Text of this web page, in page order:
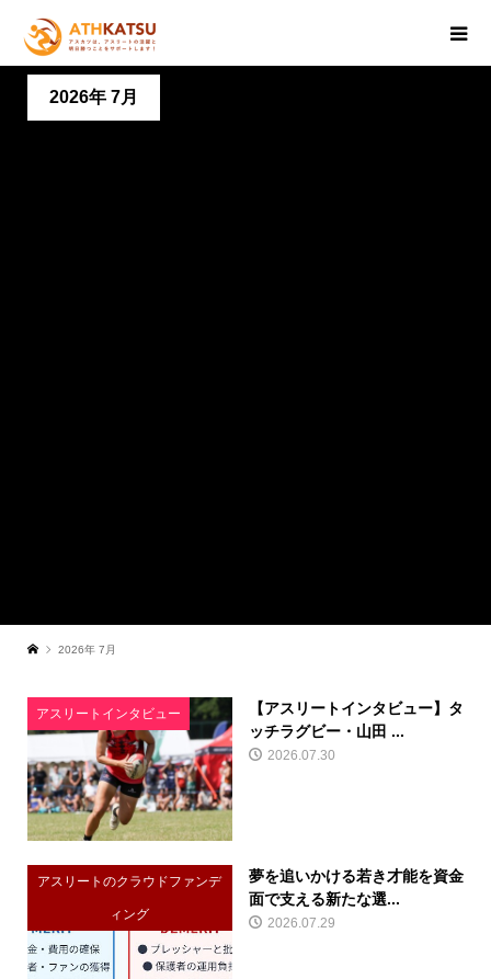
2026年 7月
2026年 7月
アスリートインタビュー
【アスリートインタビュー】タ
ッチラグビー・山田 ...
2026.07.30
アスリートのクラウドファンデ
ィング
夢を追いかける若き才能を資金
面で支える新たな選...
2026.07.29